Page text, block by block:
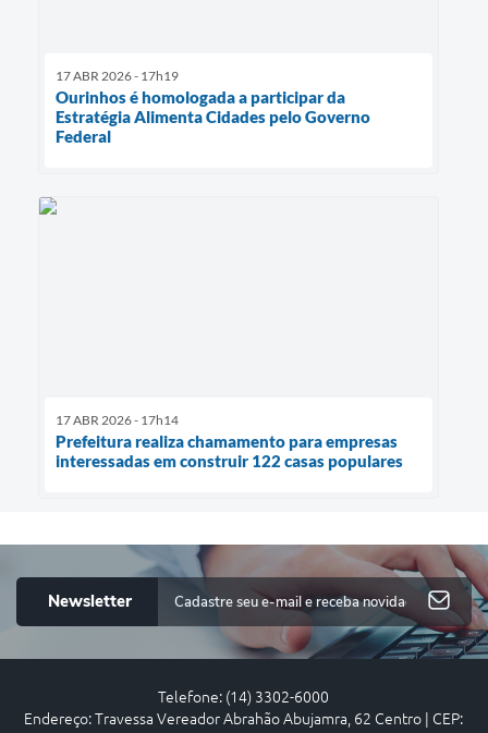
17 ABR 2026 - 17h19
Ourinhos é homologada a participar da
Estratégia Alimenta Cidades pelo Governo
Federal
17 ABR 2026 - 17h14
Prefeitura realiza chamamento para empresas
interessadas em construir 122 casas populares
Newsletter
Telefone: (14) 3302-6000
Endereço: Travessa Vereador Abrahão Abujamra, 62 Centro | CEP: